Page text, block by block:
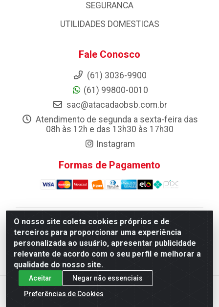
O nosso site coleta cookies próprios e de
terceiros para proporcionar uma experiência
personalizada ao usuário, apresentar publicidade
relevante de acordo com o seu perfil e melhorar a
qualidade do nosso site.
Aceitar
Negar não essenciais
Preferências de Cookies
SEGURANCA
UTILIDADES DOMESTICAS
Fale Conosco
(61) 3036-9900
(61) 99800-0010
sac@atacadaobsb.com.br
Atendimento de segunda a sexta-feira das
08h às 12h e das 13h30 às 17h30
Instagram
Formas de Pagamento
Atacadao da Limpeza F. Pereira Queiroz Comercio e
Distribuicao LTDA - Quadra Qi 10 Lotes 39 e, 41 - Setor
Industrial (Taguatinga), Brasília/DF - CEP 72.135-100 -
CNPJ 13.184.675/0001-80